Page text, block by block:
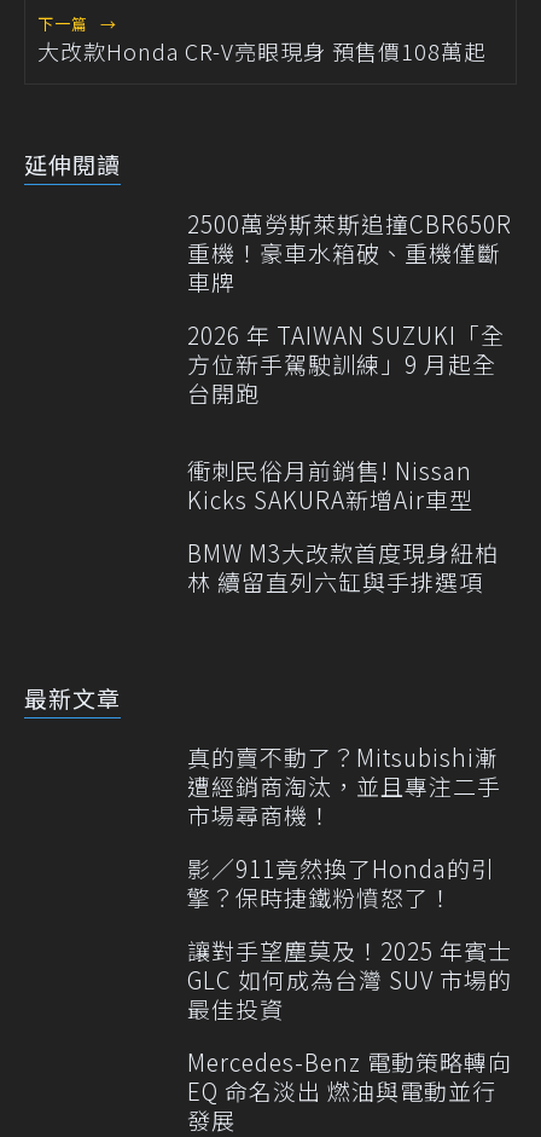
下一篇 →
大改款Honda CR-V亮眼現身 預售價108萬起
延伸閱讀
2500萬勞斯萊斯追撞CBR650R
重機！豪車水箱破、重機僅斷
車牌
2026 年 TAIWAN SUZUKI「全
方位新手駕駛訓練」9 月起全
台開跑
衝刺民俗月前銷售! Nissan
Kicks SAKURA新增Air車型
BMW M3大改款首度現身紐柏
林 續留直列六缸與手排選項
最新文章
真的賣不動了？Mitsubishi漸
遭經銷商淘汰，並且專注二手
市場尋商機！
影／911竟然換了Honda的引
擎？保時捷鐵粉憤怒了！
讓對手望塵莫及！2025 年賓士
GLC 如何成為台灣 SUV 市場的
最佳投資
Mercedes-Benz 電動策略轉向
EQ 命名淡出 燃油與電動並行
發展